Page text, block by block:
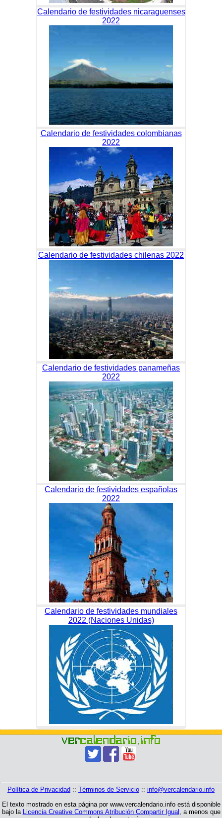
Calendario de festividades nicaraguenses
2022
Calendario de festividades colombianas
2022
Calendario de festividades chilenas 2022
Calendario de festividades panameñas
2022
Calendario de festividades españolas
2022
Calendario de festividades mundiales
2022 (Naciones Unidas)
Política de Privacidad :: Términos de Servicio :: info@vercalendario.info
El texto mostrado en esta página por www.vercalendario.info está disponible
bajo la Licencia Creative Commons Atribución Compartir Igual , a menos que